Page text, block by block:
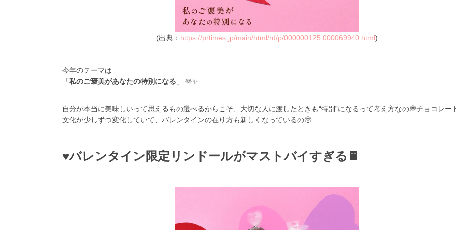
(出典： https://prtimes.jp/main/html/rd/p/000000125.000069940.html)
今年のテーマは
「私のご褒美があなたの特別になる 」 🫶✨
自分が本当に美味しいって思えるもの選べるからこそ、大切な人に渡したときも“特別”になるって考え方なの💭チョコレー
文化が少しずつ変化していて、バレンタインの在り方も新しくなっているの🥺
♥バレンタイン限定リンドールがマストバイすぎる🍫